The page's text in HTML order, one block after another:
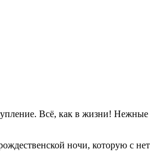
Всё, как в жизни!
ночи, которую с